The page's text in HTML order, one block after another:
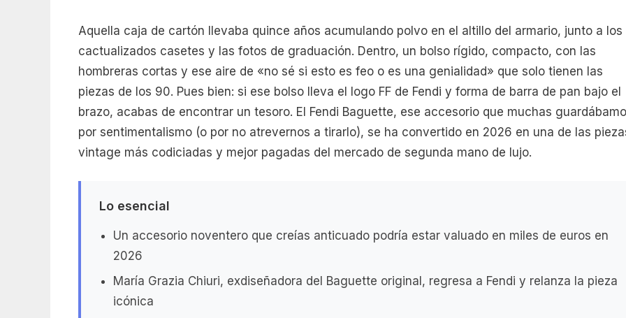
Aquella caja de cartón llevaba quince años acumulando polvo en el altillo del armario, junto a los
cactualizados casetes y las fotos de graduación. Dentro, un bolso rígido, compacto, con las
hombreras cortas y ese aire de «no sé si esto es feo o es una genialidad» que solo tienen las
piezas de los 90. Pues bien: si ese bolso lleva el logo FF de Fendi y forma de barra de pan bajo el
brazo, acabas de encontrar un tesoro. El Fendi Baguette, ese accesorio que muchas
por sentimentalismo (o por no atrevernos a tirarlo), se ha convertido en 2026 en una de las
vintage más codiciadas y mejor pagadas del mercado de segunda mano de lujo.
Lo esencial
Un accesorio noventero que creías anticuado podría estar valuado en miles de euros en
2026
María Grazia Chiuri, exdiseñadora del Baguette original, regresa a Fendi y relanza la pieza
icónica